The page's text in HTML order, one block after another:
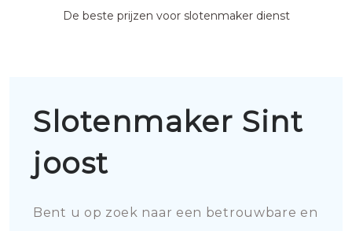
De beste prijzen voor slotenmaker dienst
Slotenmaker Sint
joost
Bent u op zoek naar een betrouwbare en